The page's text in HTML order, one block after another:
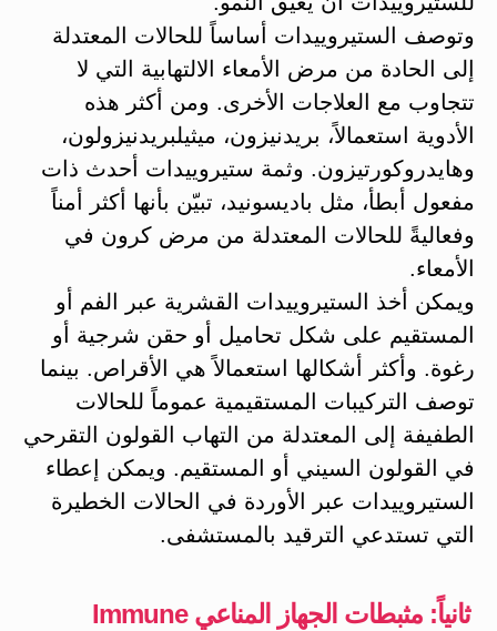
وتوصف الستيروييدات أساساً للحالات المعتدلة
إلى الحادة من مرض الأمعاء الالتهابية التي لا
تتجاوب مع العلاجات الأخرى. ومن أكثر هذه
الأدوية استعمالاً، بريدنيزون، ميثيلبريدنيزولون،
وهايدروكورتيزون. وثمة ستيروييدات أحدث ذات
مفعول أبطأ، مثل باديسونيد، تبيّن بأنها أكثر أمناً
وفعاليةً للحالات المعتدلة من مرض كرون في
الأمعاء.
ويمكن أخذ الستيروييدات القشرية عبر الفم أو
المستقيم على شكل تحاميل أو حقن شرجية أو
رغوة. وأكثر أشكالها استعمالاً هي الأقراص. بينما
توصف التركيبات المستقيمية عموماً للحالات
الطفيفة إلى المعتدلة من التهاب القولون التقرحي
في القولون السيني أو المستقيم. ويمكن إعطاء
الستيروييدات عبر الأوردة في الحالات الخطيرة
التي تستدعي الترقيد بالمستشفى.
ثانياً: مثبطات الجهاز المناعي Immune